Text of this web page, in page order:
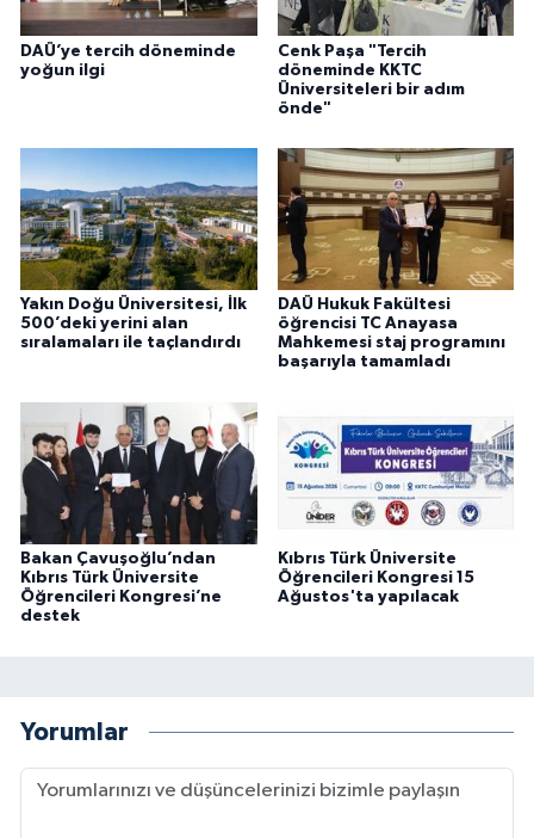
DAÜ’ye tercih döneminde
yoğun ilgi
Cenk Paşa "Tercih
döneminde KKTC
Üniversiteleri bir adım
önde"
Yakın Doğu Üniversitesi, İlk
500’deki yerini alan
sıralamaları ile taçlandırdı
DAÜ Hukuk Fakültesi
öğrencisi TC Anayasa
Mahkemesi staj programını
başarıyla tamamladı
Bakan Çavuşoğlu’ndan
Kıbrıs Türk Üniversite
Öğrencileri Kongresi’ne
destek
Kıbrıs Türk Üniversite
Öğrencileri Kongresi 15
Ağustos'ta yapılacak
Yorumlar